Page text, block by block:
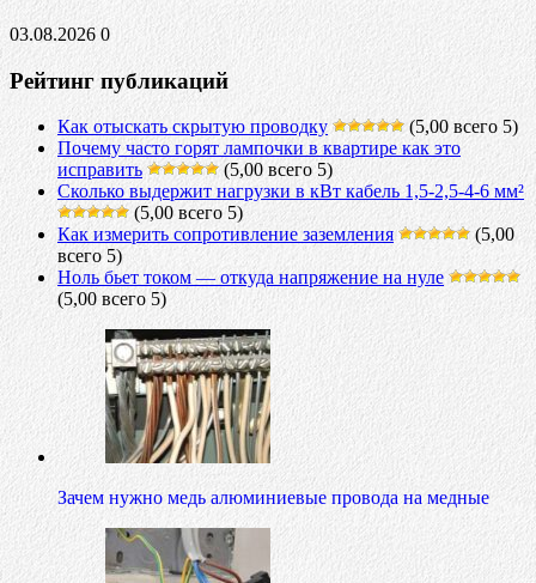
03.08.20260
Рейтинг публикаций
Как отыскать скрытую проводку
(5,00 всего 5)
Почему часто горят лампочки в квартире как это
исправить
(5,00 всего 5)
Сколько выдержит нагрузки в кВт кабель 1,5-2,5-4-6 мм²
(5,00 всего 5)
Как измерить сопротивление заземления
(5,00
всего 5)
Ноль бьет током — откуда напряжение на нуле
(5,00 всего 5)
Зачем нужно медь алюминиевые провода на медные